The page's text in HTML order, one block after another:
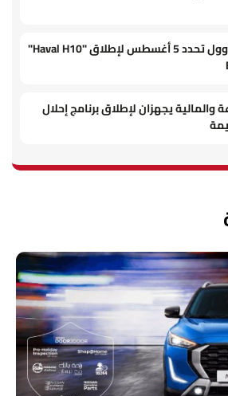
رسميًا.. جريت وول تحدد 5 أغسطس لإطلاق "Haval H10"
والمالية يجهزان لإطلاق برنامج إحلال